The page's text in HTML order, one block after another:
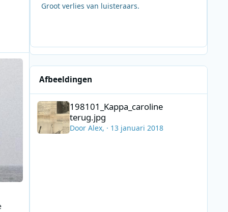
stil op de Noordzee
Groot verlies van luisteraars.
Afbeeldingen
198101_Kappa_caroline
terug.jpg
Door Alex, · 13 januari 2018